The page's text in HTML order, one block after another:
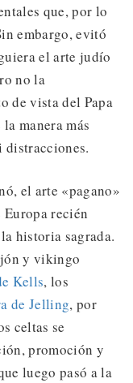
que, por lo
embargo, evitó
el arte judío
no la
de vista del Papa
manera más
distracciones.
el arte «pagano»
recién
historia sagrada.
y vikingo
Kells, los
de Jelling, por
celtas se
promoción y
luego pasó a la